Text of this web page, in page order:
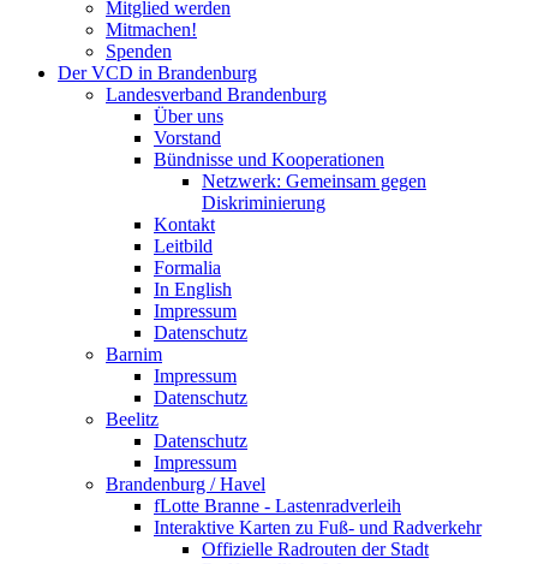
Mitglied werden
Mitmachen!
Spenden
Der VCD in Brandenburg
Landesverband Brandenburg
Über uns
Vorstand
Bündnisse und Kooperationen
Netzwerk: Gemeinsam gegen
Diskriminierung
Kontakt
Leitbild
Formalia
In English
Impressum
Datenschutz
Barnim
Impressum
Datenschutz
Beelitz
Datenschutz
Impressum
Brandenburg / Havel
fLotte Branne - Lastenradverleih
Interaktive Karten zu Fuß- und Radverkehr
Offizielle Radrouten der Stadt